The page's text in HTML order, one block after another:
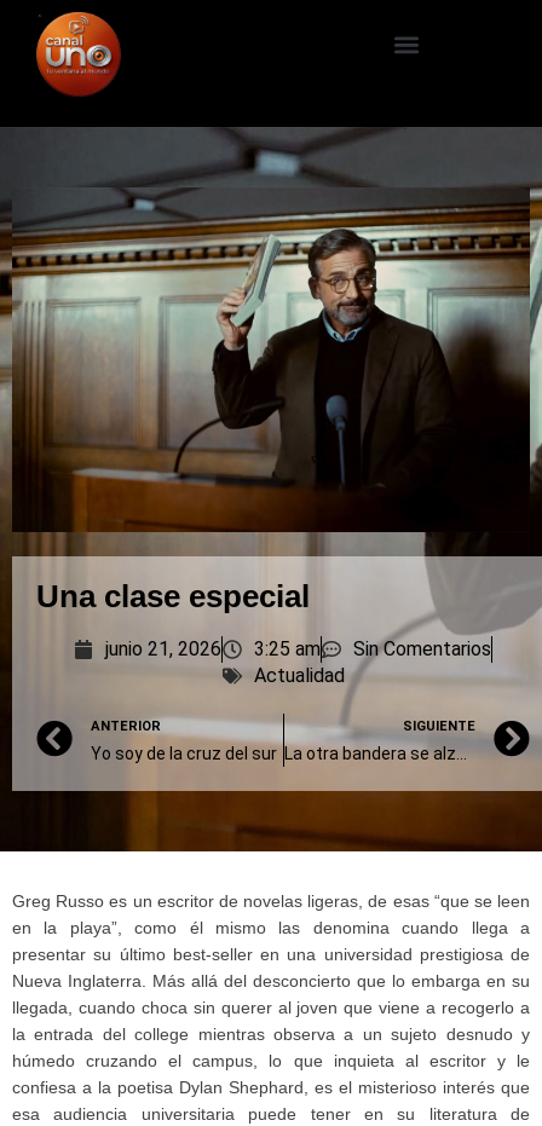
Una clase especial
junio 21, 2026 3:25 am
Sin Comentarios
Actualidad
ANTERIOR
Yo soy de la cruz del sur
SIGUIENTE
La otra bandera se alzó en plaza Pringles
Greg Russo es un escritor de novelas ligeras, de esas “que se leen
en la playa”, como él mismo las denomina cuando llega a
presentar su último best-seller en una universidad prestigiosa de
Nueva Inglaterra. Más allá del desconcierto que lo embarga en su
llegada, cuando choca sin querer al joven que viene a recogerlo a
la entrada del college mientras observa a un sujeto desnudo y
húmedo cruzando el campus, lo que inquieta al escritor y le
confiesa a la poetisa Dylan Shephard, es el misterioso interés que
esa audiencia universitaria puede tener en su literatura de